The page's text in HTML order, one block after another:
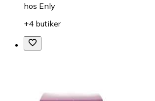
hos Enly
+4 butiker